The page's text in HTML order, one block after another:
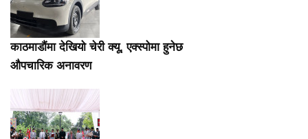
काठमाडौंमा देखियो चेरी क्यू, एक्स्पोमा हुनेछ
औपचारिक अनावरण